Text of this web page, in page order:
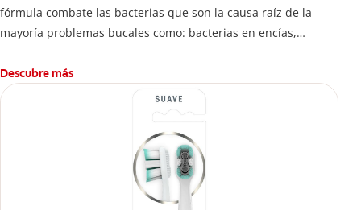
fórmula combate las bacterias que son la causa raíz de la
mayoría problemas bucales como: bacterias en encías,
caries.
Descubre más